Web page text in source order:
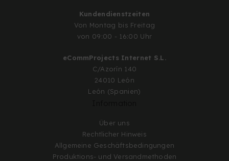
Kundendienstzeiten
Von Montag bis Freitag
von 09:00 - 16:00 Uhr
eCommProjects Internet S.L.
C/Azorín 140
24010 León
León (Spanien)
Über uns
Rechtlicher Hinweis
Allgemeine Geschäftsbedingungen
Produktions- und Versandmethoden